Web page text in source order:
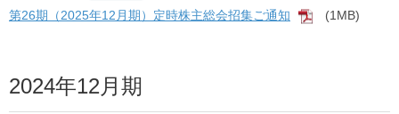
第26期（2025年12月期）定時株主総会招集ご通知
[PDF]
(1MB)
2024年12月期